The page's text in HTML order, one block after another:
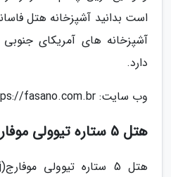
است بدانید آشپزخانه هتل
آشپزخانه های آمریکای
دارد.
وب سایت: https://fasano.com.br/
هتل 5 ستاره تیوولی موفارج(Tivoli Mofarrej)